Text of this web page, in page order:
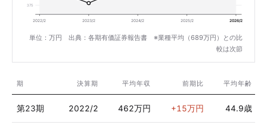
375
2022/2 2023/2 2024/2 2025/2 2026/2
単位：万円 出典：各期有価証券報告書 ※業種平均（689万円）との比
較は次節
期 決算期 平均年収 前期比 平均年齢
第23期 2022/2 462万円 +15万円 44.9歳